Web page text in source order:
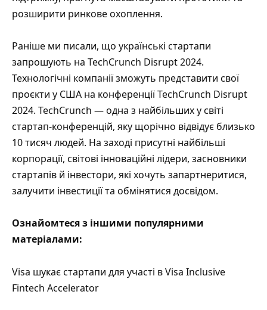
розширити ринкове охоплення.
Раніше ми писали, що українські стартапи
запрошують на TechCrunch Disrupt 2024.
Технологічні компанії зможуть представити свої
проєкти у США на конференції TechCrunch Disrupt
2024. TechCrunch — одна з найбільших у світі
стартап-конференцій, яку щорічно відвідує близько
10 тисяч людей. На заході присутні найбільші
корпорації, світові інноваційні лідери, засновники
стартапів й інвестори, які хочуть запартнеритися,
залучити інвестиції та обмінятися досвідом.
Ознайомтеся з іншими популярними
матеріалами:
Visa шукає стартапи для участі в Visa Inclusive
Fintech Accelerator